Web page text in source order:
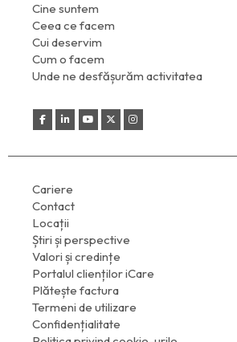
Cine suntem
Ceea ce facem
Cui deservim
Cum o facem
Unde ne desfășurăm activitatea
Cariere
Contact
Locații
Știri și perspective
Valori și credințe
Portalul clienților iCare
Plătește factura
Termeni de utilizare
Confidențialitate